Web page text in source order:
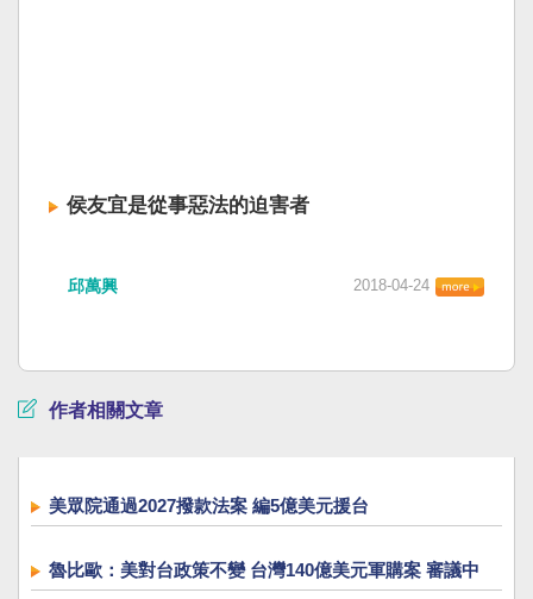
侯友宜是從事惡法的迫害者
邱萬興 2018-04-24
作者相關文章
美眾院通過2027撥款法案 編5億美元援台
魯比歐：美對台政策不變 台灣140億美元軍購案 審議中